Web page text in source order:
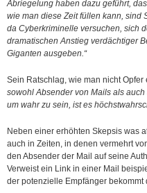
Abriegelung haben dazu geführt,
wie man diese Zeit füllen kann, sind
da Cyberkriminelle versuchen, sich
dramatischen Anstieg verdächtiger
Giganten ausgeben.“
Sein Ratschlag, wie man nicht Opfer
sowohl Absender von Mails als
um wahr zu sein, ist es
Neben einer erhöhten Skepsis was
auch in Zeiten, in denen vermehrt
den Absender der Mail auf seine
Verweist ein Link in einer Mail
der potenzielle Empfänger